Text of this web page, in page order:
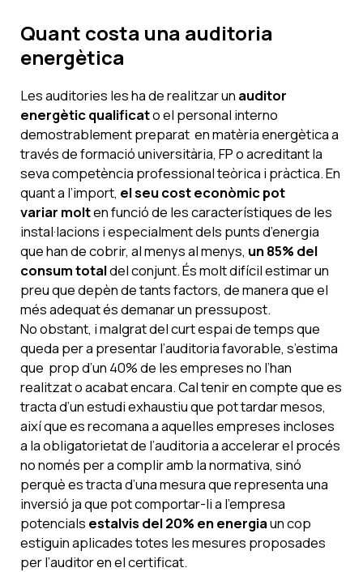
Quant costa una auditoria
energètica
Les auditories les ha de realitzar un auditor
energètic qualificato el personal interno
demostrablement preparat en matèria energètica a
través de formació universitària, FP o acreditant la
seva competència professional teòrica i pràctica. En
quant a l’import, el seu cost econòmic pot
variar molten funció de les característiques de les
instal·lacions i especialment dels punts d’energia
que han de cobrir, al menysal menys, un 85% del
consum totaldel conjunt. És molt difícil estimar un
preu que depèn de tants factors, de manera que el
més adequat és demanar un pressupost.
No obstant, i malgrat del curt espai de temps que
queda per a presentar l’auditoria favorable, s’estima
que prop d’un 40% de les empreses no l’han
realitzat o acabat encara. Cal tenir en compte que es
tracta d’un estudi exhaustiu que pot tardar mesos,
així que es recomana a aquelles empreses incloses
a la obligatorietat de l’auditoria a accelerar el procés
no només per a complir amb la normativa, sinó
perquè es tracta d’una mesura que representa una
inversió ja que pot comportar-li a l’empresa
potencials estalvis del 20% en energiaun cop
estiguin aplicades totes les mesures proposades
per l’auditor en el certificat.